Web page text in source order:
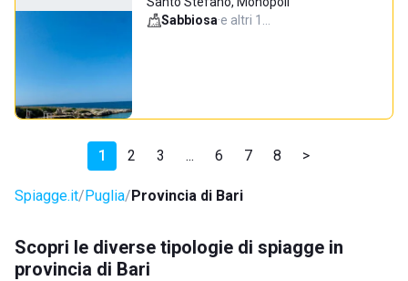
Sabbiosa·e altri 1…
1 2 3 ... 6 7 8 >
Spiagge.it Puglia Provincia di Bari
Scopri le diverse tipologie di spiagge in
provincia di Bari